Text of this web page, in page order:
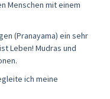
Menschen mit einem
(Pranayama) ein sehr
Leben! Mudras und
ich meine